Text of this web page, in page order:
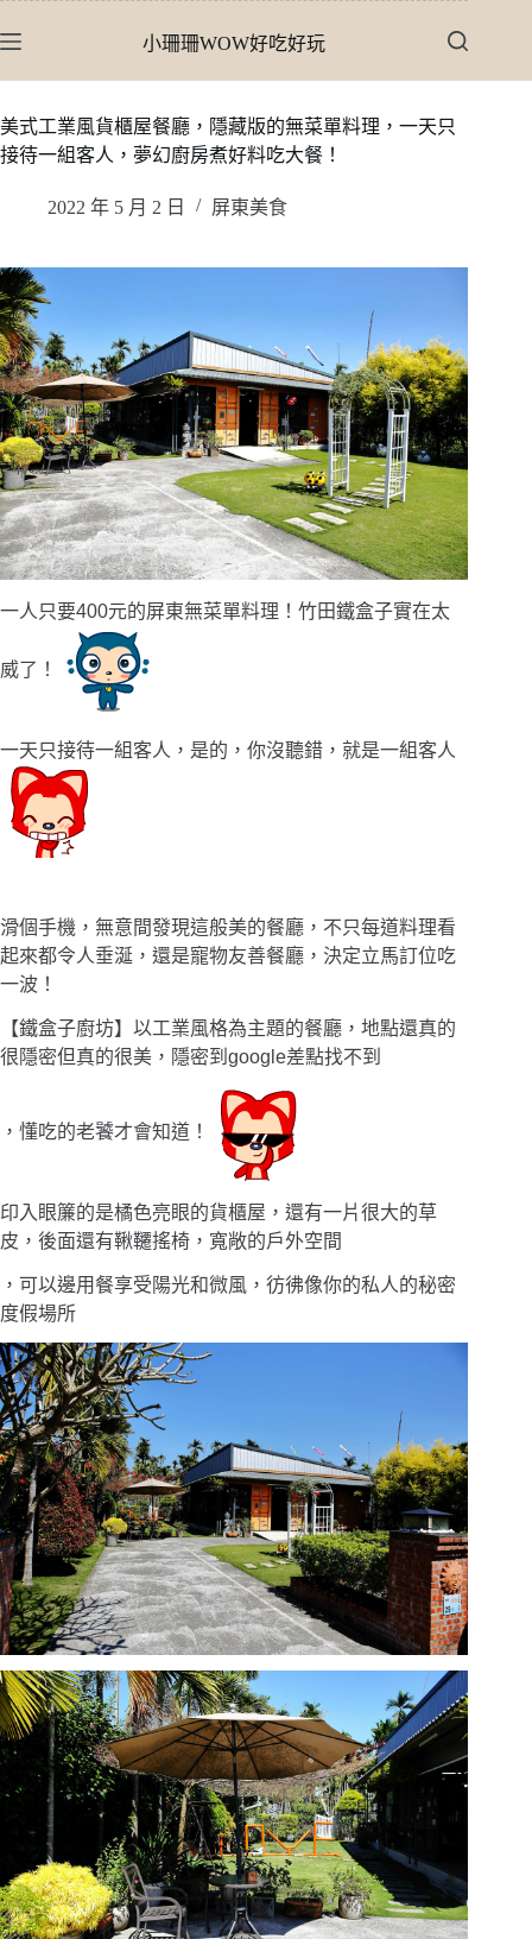
至
內
容
小珊珊WOW好吃好玩
美式工業風貨櫃屋餐廳，隱藏版的無菜單料理，一天只
接待一組客人，夢幻廚房煮好料吃大餐！
2022 年 5 月 2 日 屏東美食
一人只要400元的屏東無菜單料理！竹田鐵盒子實在太
威了！
一天只接待一組客人，是的，你沒聽錯，就是一組客人
滑個手機，無意間發現這般美的餐廳，不只每道料理看
起來都令人垂涎，還是寵物友善餐廳，決定立馬訂位吃
一波！
【鐵盒子廚坊】以工業風格為主題的餐廳，地點還真的
很隱密但真的很美，隱密到google差點找不到
，懂吃的老饕才會知道！
印入眼簾的是橘色亮眼的貨櫃屋，還有一片很大的草
皮，後面還有鞦韆搖椅，寬敞的戶外空間
，可以邊用餐享受陽光和微風，彷彿像你的私人的秘密
度假場所